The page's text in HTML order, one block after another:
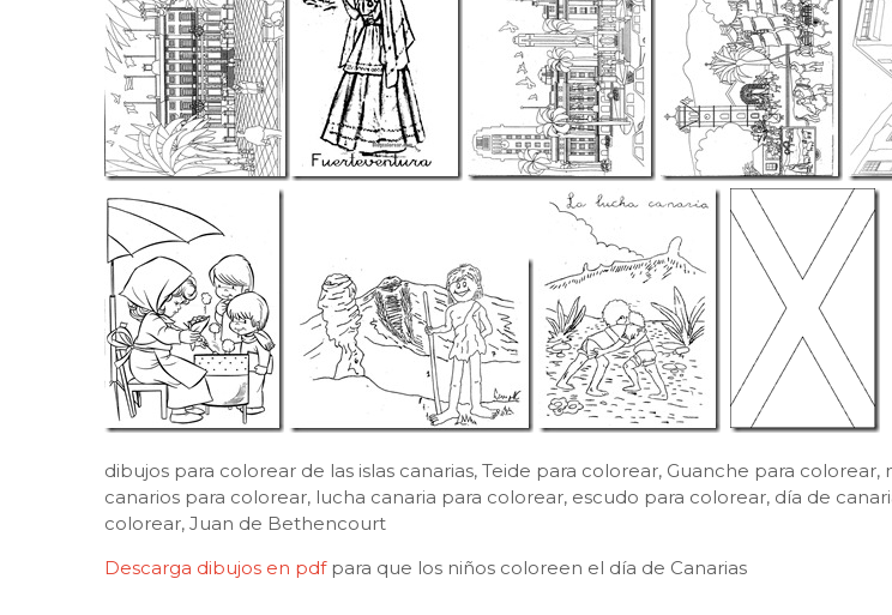
dibujos para colorear de las islas canarias, Teide para colorear, Guanche para
canarios para colorear, lucha canaria para colorear, escudo para colorear, día de
colorear, Juan de Bethencourt
Descarga dibujos en pdf para que los niños coloreen el día de Canarias